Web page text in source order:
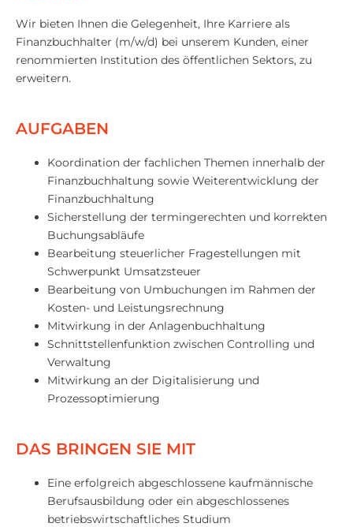
Wir bieten Ihnen die Gelegenheit, Ihre Karriere als
Finanzbuchhalter (m/w/d) bei unserem Kunden, einer
renommierten Institution des öffentlichen Sektors, zu
erweitern.
AUFGABEN
Koordination der fachlichen Themen innerhalb der
Finanzbuchhaltung sowie Weiterentwicklung der
Finanzbuchhaltung
Sicherstellung der termingerechten und korrekten
Buchungsabläufe
Bearbeitung steuerlicher Fragestellungen mit
Schwerpunkt Umsatzsteuer
Bearbeitung von Umbuchungen im Rahmen der
Kosten- und Leistungsrechnung
Mitwirkung in der Anlagenbuchhaltung
Schnittstellenfunktion zwischen Controlling und
Verwaltung
Mitwirkung an der Digitalisierung und
Prozessoptimierung
DAS BRINGEN SIE MIT
Eine erfolgreich abgeschlossene kaufmännische
Berufsausbildung oder ein abgeschlossenes
betriebswirtschaftliches Studium